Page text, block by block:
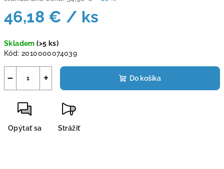
46,18 € / ks
cena:
Skladem(>5 ks)
Kód: 2010000074039
+
− Do košíka
Opýtať sa Strážiť